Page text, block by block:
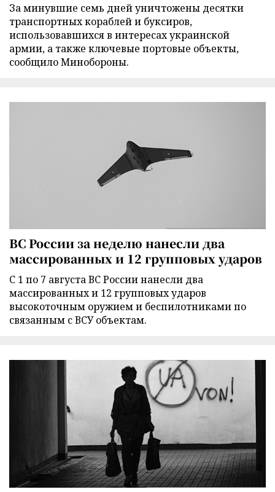
За минувшие семь дней уничтожены десятки
транспортных кораблей и буксиров,
использовавшихся в интересах украинской
армии, а также ключевые портовые объекты,
сообщило Минобороны.
ВС России за неделю нанесли два
массированных и 12 групповых ударов
С 1 по 7 августа ВС России нанесли два
массированных и 12 групповых ударов
высокоточным оружием и беспилотниками по
связанным с ВСУ объектам.